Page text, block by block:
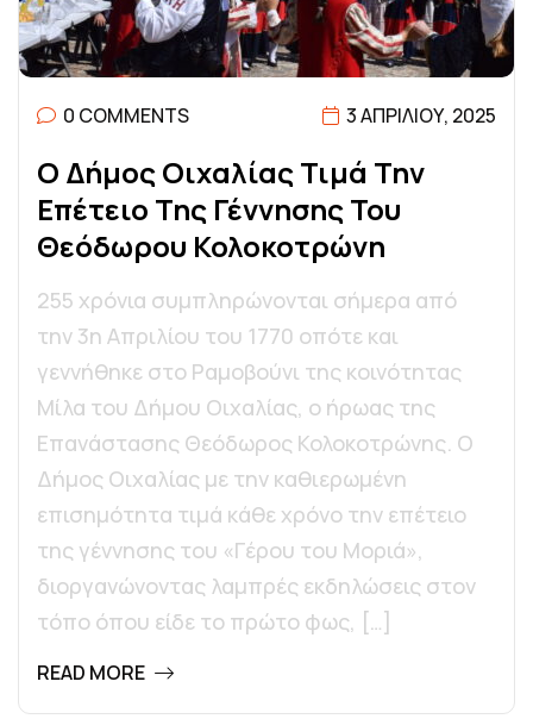
0 COMMENTS 3 ΑΠΡΙΛΊΟΥ, 2025
Ο ΔΉΜΟΣΟΙΧΑΛΊΑΣΤΙΜΆ ΤΗΝ
ΕΠΈΤΕΙΟ ΤΗΣ ΓΈΝΝΗΣΗΣΤΟΥ
ΘΕΌΔΩΡΟΥ ΚΟΛΟΚΟΤΡΏΝΗ
255 χρόνια συμπληρώνονται σήμερα από
την 3η Απριλίου του 1770 οπότε και
γεννήθηκε στο Ραμοβούνι της κοινότητας
Μίλα του Δήμου Οιχαλίας, ο ήρωας της
Επανάστασης Θεόδωρος Κολοκοτρώνης. Ο
Δήμος Οιχαλίας με την καθιερωμένη
επισημότητα τιμά κάθε χρόνο την επέτειο
της γέννησης του «Γέρου του Μοριά»,
διοργανώνοντας λαμπρές εκδηλώσεις στον
τόπο όπου είδε το πρώτο φως, […]
READ MORE